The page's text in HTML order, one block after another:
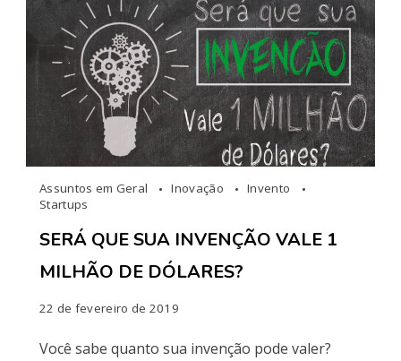
Assuntos em Geral Inovação
Invento
Startups
SERÁ QUE SUA INVENÇÃO VALE 1
MILHÃO DE DÓLARES?
22 de fevereiro de 2019
Você sabe quanto sua invenção pode valer?